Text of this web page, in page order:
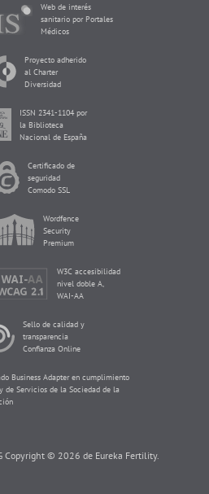
Web de interés
sanitario por Portales
Médicos
Proyecto adherido
al Charter
Diversidad
ISSN 2341-1104 por
la Biblioteca
Nacional de España
Certificado de
seguridad
Comodo SSL
Wordfence
Security
Premium
W3C accesibilidad
nivel doble A,
WAI-AA
Sello de calidad y
transparencia
Confianza Online
Business Adapter en cumplimiento
de Servicios de la Sociedad de la
Copyright © 2026 de Eureka Fertility.